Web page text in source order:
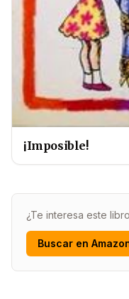
¡Imposible!
¿Te interesa este
Buscar en